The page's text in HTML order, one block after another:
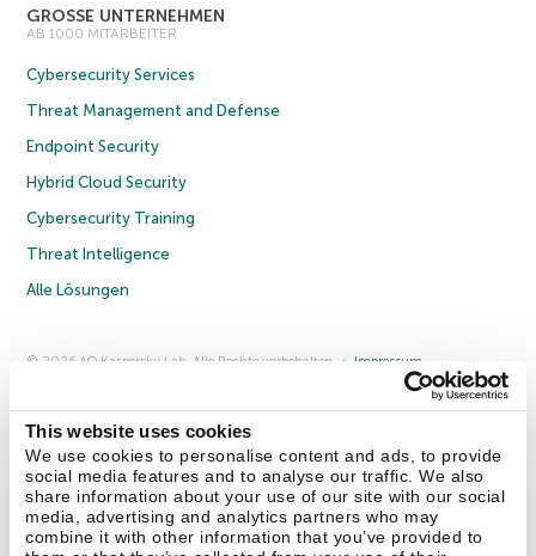
This website uses cookies
We use cookies to personalise content and ads, to provide
social media features and to analyse our traffic. We also
share information about your use of our site with our social
media, advertising and analytics partners who may
combine it with other information that you’ve provided to
GROSSE UNTERNEHMEN
AB 1000 MITARBEITER
Cybersecurity Services
Threat Management and Defense
Endpoint Security
Hybrid Cloud Security
Cybersecurity Training
Threat Intelligence
Alle Lösungen
© 2026 AO Kaspersky Lab. Alle Rechte vorbehalten.
Impressum
Lizenzvereinbarung B2B
Anmeldung zum Newsletter für B2B-Vertriebspartner
Kontakt Über uns Partner Blog
Weitere Informationen
Pressemitteilungen